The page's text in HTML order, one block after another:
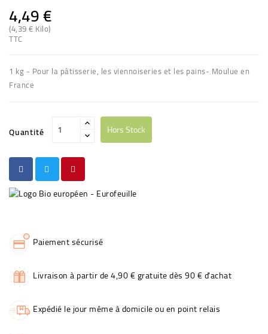
4,49 €
(4,39 € Kilo)
TTC
1 kg - Pour la pâtisserie, les viennoiseries et les pains- Moulue en
France
Quantité Hors Stock
Paiement sécurisé
Livraison à partir de 4,90 € gratuite dès 90 € d'achat
Expédié le jour même à domicile ou en point relais